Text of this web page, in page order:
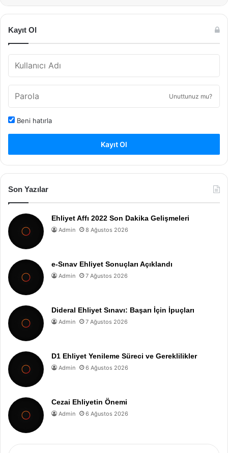
Kayıt Ol
Unuttunuz mu?
Beni hatırla
Kayıt Ol
Son Yazılar
Ehliyet Affı 2022 Son Dakika Gelişmeleri
Admin 8 Ağustos 2026
e-Sınav Ehliyet Sonuçları Açıklandı
Admin 7 Ağustos 2026
Dideral Ehliyet Sınavı: Başarı İçin İpuçları
Admin 7 Ağustos 2026
D1 Ehliyet Yenileme Süreci ve Gereklilikler
Admin 6 Ağustos 2026
Cezai Ehliyetin Önemi
Admin 6 Ağustos 2026